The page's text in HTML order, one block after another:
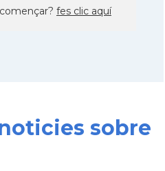
fes clic aquí
sobre